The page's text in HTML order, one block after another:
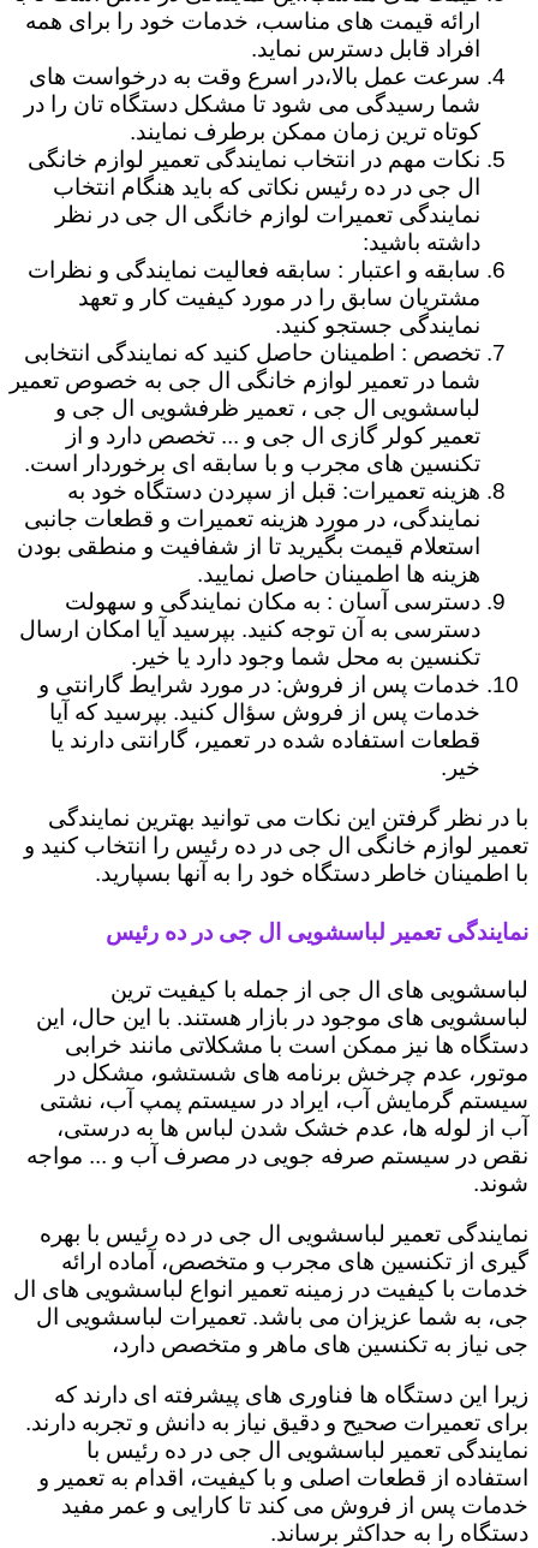
ارائه قیمت های مناسب، خدمات خود را برای همه
افراد قابل دسترس نماید.
سرعت عمل بالا،در اسرع وقت به درخواست های
شما رسیدگی می شود تا مشکل دستگاه تان را در
کوتاه ترین زمان ممکن برطرف نمایند.
نکات مهم در انتخاب نمایندگی تعمیر لوازم خانگی
ال جی در ده رئیس نکاتی که باید هنگام انتخاب
نمایندگی تعمیرات لوازم خانگی ال جی در نظر
داشته باشید:
سابقه و اعتبار : سابقه فعالیت نمایندگی و نظرات
مشتریان سابق را در مورد کیفیت کار و تعهد
نمایندگی جستجو کنید.
تخصص : اطمینان حاصل کنید که نمایندگی انتخابی
شما در تعمیر لوازم خانگی ال جی به خصوص تعمیر
لباسشویی ال جی ، تعمیر ظرفشویی ال جی و
تعمیر کولر گازی ال جی و ... تخصص دارد و از
تکنسین های مجرب و با سابقه ای برخوردار است.
هزینه تعمیرات: قبل از سپردن دستگاه خود به
نمایندگی، در مورد هزینه تعمیرات و قطعات جانبی
استعلام قیمت بگیرید تا از شفافیت و منطقی بودن
هزینه ها اطمینان حاصل نمایید.
دسترسی آسان : به مکان نمایندگی و سهولت
دسترسی به آن توجه کنید. بپرسید آیا امکان ارسال
تکنسین به محل شما وجود دارد یا خیر.
خدمات پس از فروش: در مورد شرایط گارانتی و
خدمات پس از فروش سؤال کنید. بپرسید که آیا
قطعات استفاده شده در تعمیر، گارانتی دارند یا
خیر.
با در نظر گرفتن این نکات می توانید بهترین نمایندگی
تعمیر لوازم خانگی ال جی در ده رئیس را انتخاب کنید و
با اطمینان خاطر دستگاه خود را به آنها بسپارید.
نمایندگی تعمیر لباسشویی ال جی در ده رئیس
لباسشویی های ال جی از جمله با کیفیت ترین
لباسشویی های موجود در بازار هستند. با این حال، این
دستگاه ها نیز ممکن است با مشکلاتی مانند خرابی
موتور، عدم چرخش برنامه های شستشو، مشکل در
سیستم گرمایش آب، ایراد در سیستم پمپ آب، نشتی
آب از لوله ها، عدم خشک شدن لباس ها به درستی،
نقص در سیستم صرفه جویی در مصرف آب و ... مواجه
شوند.
نمایندگی تعمیر لباسشویی ال جی در ده رئیس با بهره
گیری از تکنسین های مجرب و متخصص، آماده ارائه
خدمات با کیفیت در زمینه تعمیر انواع لباسشویی های ال
جی، به شما عزیزان می باشد. تعمیرات لباسشویی ال
جی نیاز به تکنسین های ماهر و متخصص دارد،
زیرا این دستگاه ها فناوری های پیشرفته ای دارند که
برای تعمیرات صحیح و دقیق نیاز به دانش و تجربه دارند.
نمایندگی تعمیر لباسشویی ال جی در ده رئیس با
استفاده از قطعات اصلی و با کیفیت، اقدام به تعمیر و
خدمات پس از فروش می کند تا کارایی و عمر مفید
دستگاه را به حداکثر برساند.